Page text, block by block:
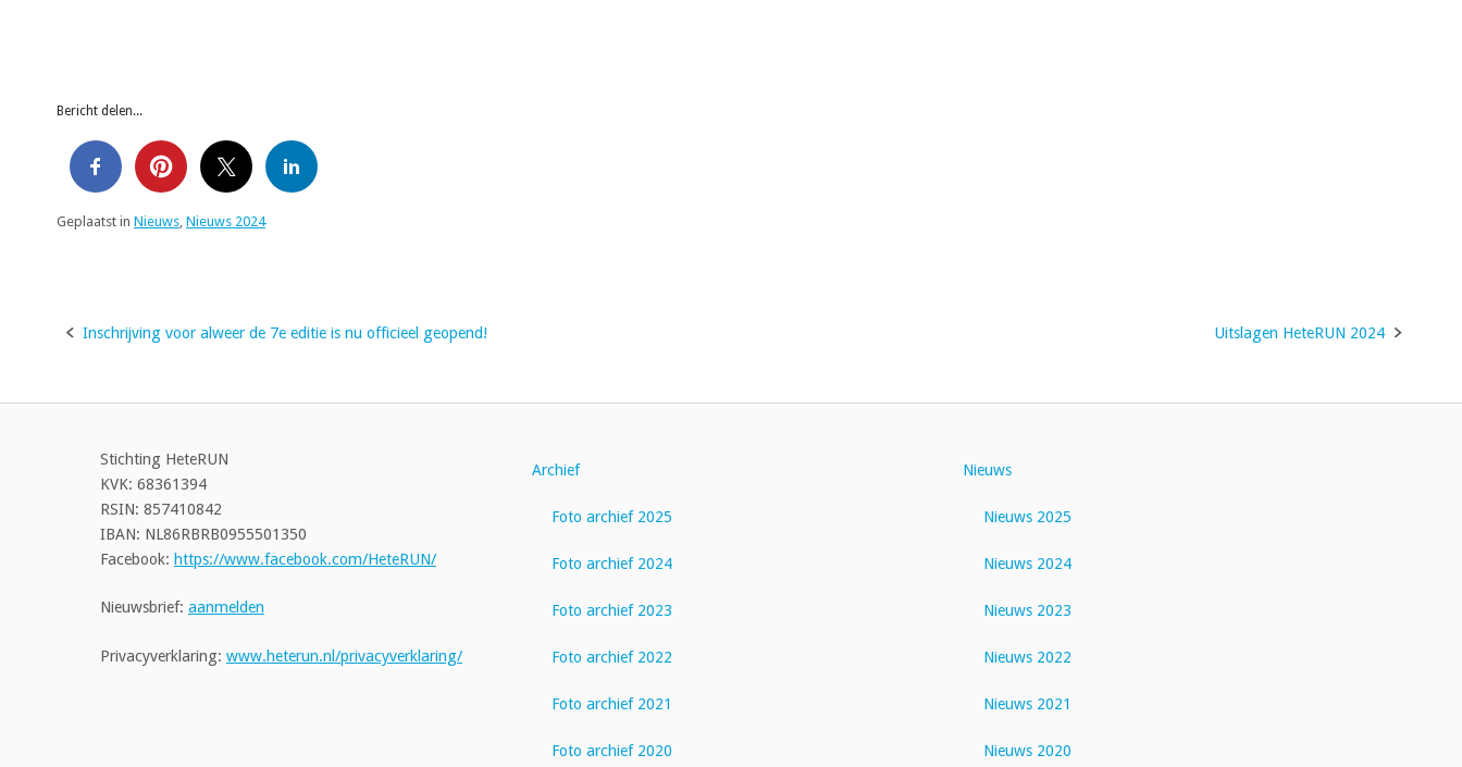
Bericht delen...
Geplaatst in Nieuws Nieuws 2024
Bericht
Inschrijving voor alweer de 7e editie is nu officieel geopend! Uitslagen HeteRUN 2024
Stichting HeteRUN
KVK: 68361394
RSIN: 857410842
IBAN: NL86RBRB0955501350
Facebook: https://www.facebook.com/HeteRUN/
Nieuwsbrief: aanmelden
Privacyverklaring: www.heterun.nl/privacyverklaring/
Archief
Foto archief 2025
Foto archief 2024
Foto archief 2023
Foto archief 2022
Foto archief 2021
Foto archief 2020
Nieuws
Nieuws 2025
Nieuws 2024
Nieuws 2023
Nieuws 2022
Nieuws 2021
Nieuws 2020